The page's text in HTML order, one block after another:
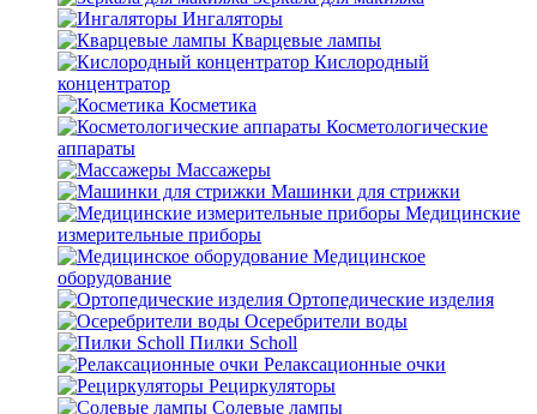
Ингаляторы
Кварцевые лампы
Кислородный
концентратор
Косметика
Косметологические
аппараты
Массажеры
Машинки для стрижки
Медицинские
измерительные приборы
Медицинское
оборудование
Ортопедические изделия
Осеребрители воды
Пилки Scholl
Релаксационные очки
Рециркуляторы
Солевые лампы